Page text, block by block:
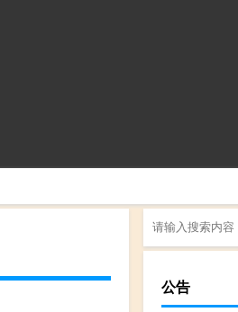
公告